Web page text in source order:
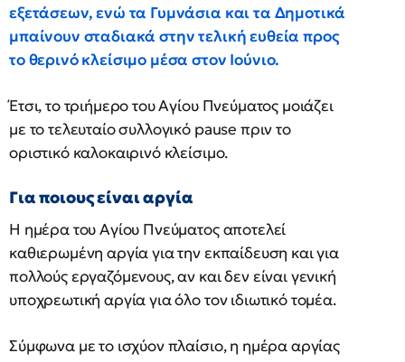
εξετάσεων, ενώ τα Γυμνάσια και τα Δημοτικά
μπαίνουν σταδιακά στην τελική ευθεία προς
το θερινό κλείσιμο μέσα στον Ιούνιο.
Έτσι, το τριήμερο του Αγίου Πνεύματος μοιάζει
με το τελευταίο συλλογικό pause πριν το
οριστικό καλοκαιρινό κλείσιμο.
Για ποιους είναι αργία
Η ημέρα του Αγίου Πνεύματος αποτελεί
καθιερωμένη αργία για την εκπαίδευση και για
πολλούς εργαζόμενους, αν και δεν είναι γενική
υποχρεωτική αργία για όλο τον ιδιωτικό τομέα.
Σύμφωνα με το ισχύον πλαίσιο, η ημέρα αργίας